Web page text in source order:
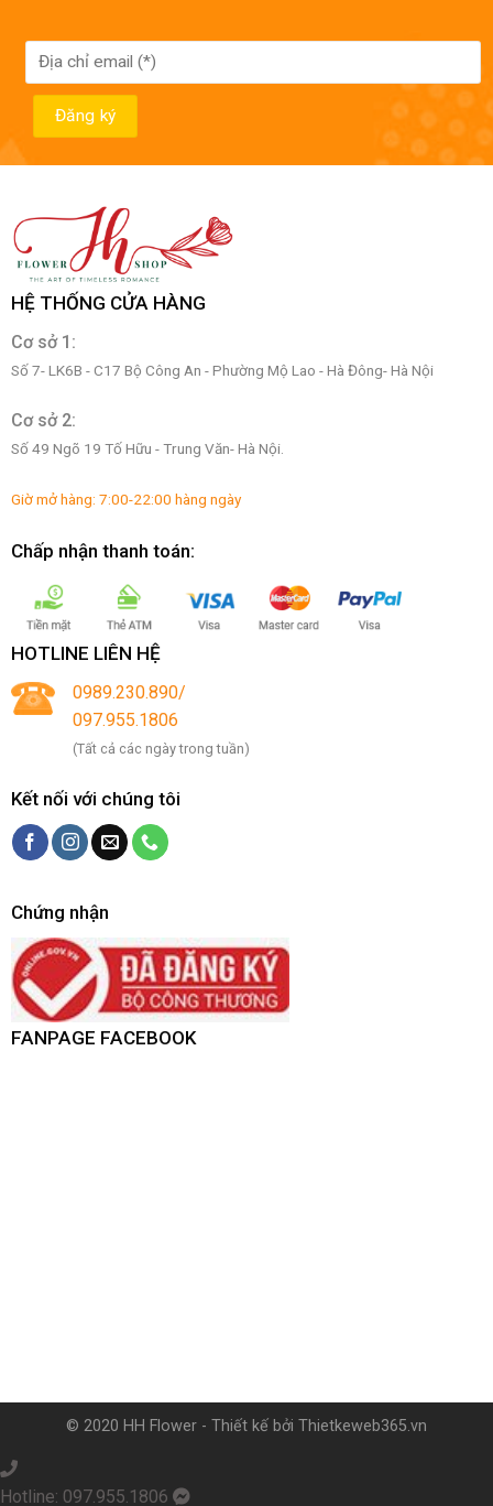
HỆ THỐNG CỬA HÀNG
Cơ sở 1:
Số 7- LK6B - C17 Bộ Công An - Phường Mộ Lao - Hà Đông- Hà Nội
Cơ sở 2:
Số 49 Ngõ 19 Tố Hữu - Trung Văn- Hà Nội.
Giờ mở hàng: 7:00-22:00 hàng ngày
Chấp nhận thanh toán:
HOTLINE LIÊN HỆ
0989.230.890/
097.955.1806
(Tất cả các ngày trong tuần)
Kết nối với chúng tôi
Chứng nhận
FANPAGE FACEBOOK
© 2020 HH Flower - Thiết kế bởi Thietkeweb365.vn
Hotline: 097.955.1806